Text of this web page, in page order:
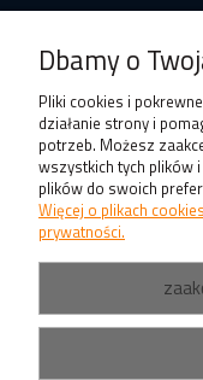
Dbamy o
Pliki cookies i
działanie strony i
potrzeb. Możesz
wszystkich tych plików
plików do swoich
Więcej o plikach
prywatności.